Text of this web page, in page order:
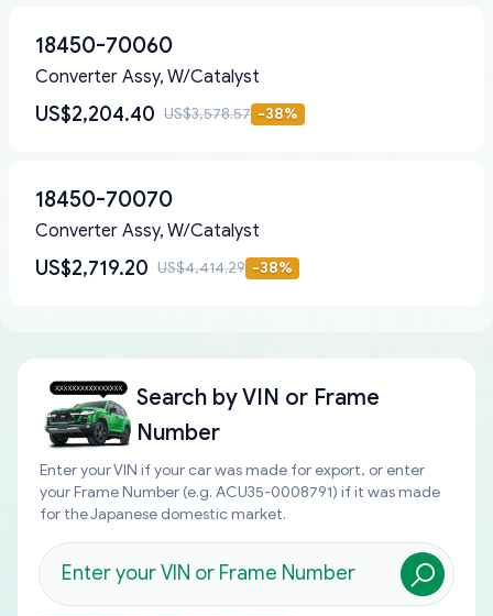
18450-70060
Converter Assy, W/Catalyst
US$2,204.40 US$3,578.57 -38%
18450-70070
Converter Assy, W/Catalyst
US$2,719.20 US$4,414.29 -38%
Search byVIN or Frame
Number
Enter your VIN if your car was made for export, or enter
your Frame Number (e.g. ACU35-0008791) if it was made
for the Japanese domestic market.